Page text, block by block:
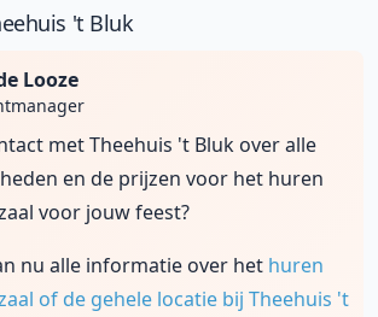
't Bluk
Looze
met Theehuis 't Bluk over alle
en de prijzen voor het huren
voor jouw feest?
nu alle informatie over het huren
of de gehele locatie bij Theehuis 't